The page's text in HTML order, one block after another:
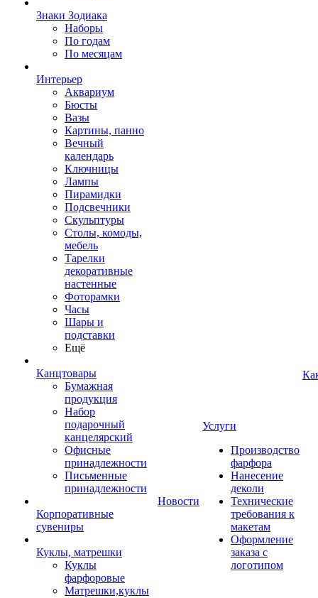
Знаки Зодиака
Наборы
По годам
По месяцам
Интерьер
Аквариум
Бюсты
Вазы
Картины, панно
Вечный
календарь
Ключницы
Лампы
Пирамидки
Подсвечники
Скульптуры
Столы, комоды,
мебель
Тарелки
декоративные
настенные
Фоторамки
Часы
Шары и
подставки
Ещё
Канцтовары
Бумажная
продукция
Набор
подарочный
канцелярский
Офисные
принадлежности
Письменные
принадлежности
Корпоративные
сувениры
Куклы, матрешки
Куклы
фарфоровые
Матрешки,куклы
Новости
Услуги
Производство
фарфора
Нанесение
деколи
Технические
требования к
макетам
Оформление
заказа с
логотипом